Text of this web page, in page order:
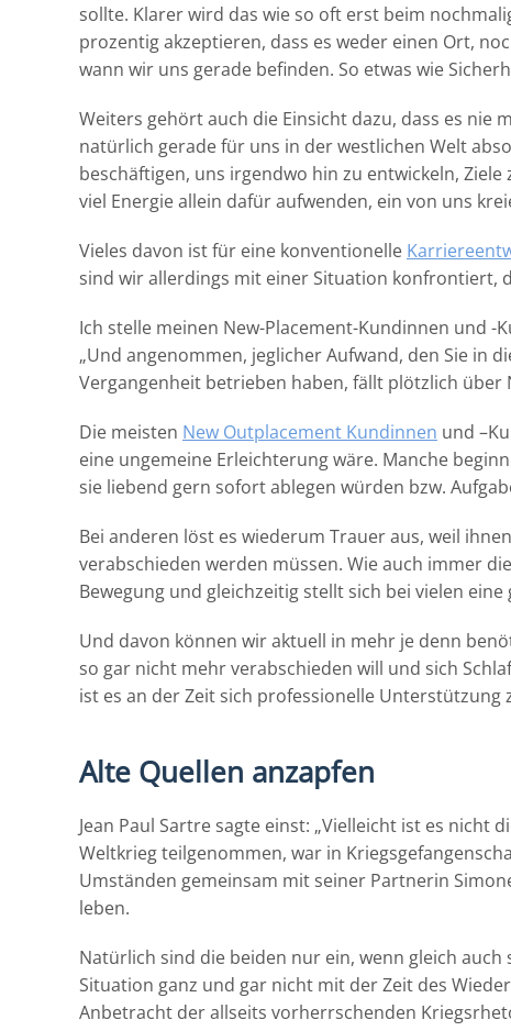
sollte. Klarer wird das wie so oft erst beim
prozentig akzeptieren, dass es weder einen Ort,
wann wir uns gerade befinden. So etwas wie
Weiters gehört auch die Einsicht dazu, dass es nie
natürlich gerade für uns in der westlichen Welt
beschäftigen, uns irgendwo hin zu entwickeln,
viel Energie allein dafür aufwenden, ein von uns
Vieles davon ist für eine konventionelle
sind wir allerdings mit einer Situation konfrontiert,
Ich stelle meinen New-Placement-Kundinnen und -
„Und angenommen, jeglicher Aufwand, den Sie in
Vergangenheit betrieben haben, fällt plötzlich über
Die meisten New Outplacement Kundinnen und
eine ungemeine Erleichterung wäre. Manche
sie liebend gern sofort ablegen würden bzw.
Bei anderen löst es wiederum Trauer aus, weil
verabschieden werden müssen. Wie auch immer
Bewegung und gleichzeitig stellt sich bei vielen
Und davon können wir aktuell in mehr je denn
so gar nicht mehr verabschieden will und sich
ist es an der Zeit sich professionelle Unterstützung
Alte Quellen anzapfen
Jean Paul Sartre sagte einst: „Vielleicht ist es nicht
Weltkrieg teilgenommen, war in
Umständen gemeinsam mit seiner Partnerin
leben.
Natürlich sind die beiden nur ein, wenn gleich
Situation ganz und gar nicht mit der Zeit des
Anbetracht der allseits vorherrschenden